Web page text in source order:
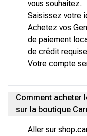
vous souhaitez.
Saisissez votre
Achetez vos
de paiement
de crédit
Votre compte
Comment acheter
sur la boutique
Aller sur